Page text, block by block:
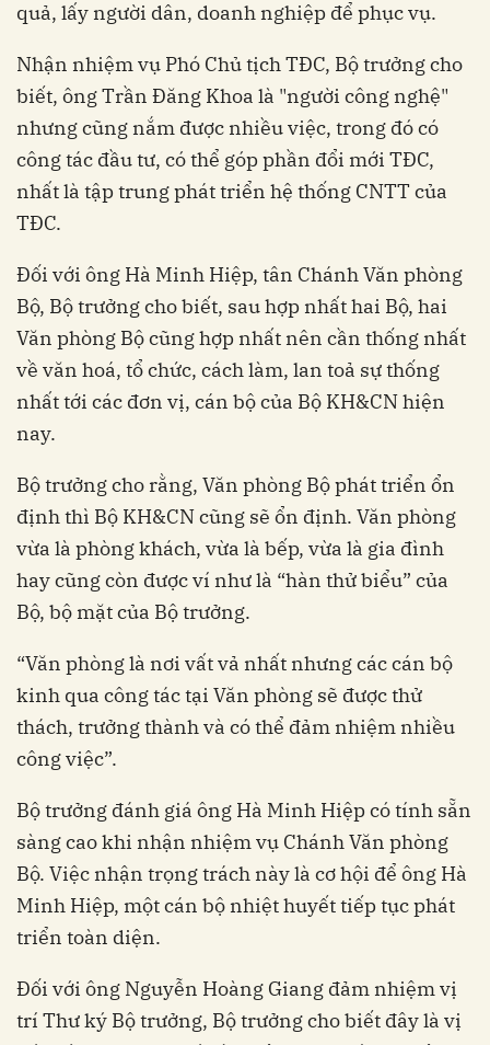
quả, lấy người dân, doanh nghiệp để phục vụ.
Nhận nhiệm vụ Phó Chủ tịch TĐC, Bộ trưởng cho
biết, ông Trần Đăng Khoa là "người công nghệ"
nhưng cũng nắm được nhiều việc, trong đó có
công tác đầu tư, có thể góp phần đổi mới TĐC,
nhất là tập trung phát triển hệ thống CNTT của
TĐC.
Đối với ông Hà Minh Hiệp, tân Chánh Văn phòng
Bộ, Bộ trưởng cho biết, sau hợp nhất hai Bộ, hai
Văn phòng Bộ cũng hợp nhất nên cần thống nhất
về văn hoá, tổ chức, cách làm, lan toả sự thống
nhất tới các đơn vị, cán bộ của Bộ KH&CN hiện
nay.
Bộ trưởng cho rằng, Văn phòng Bộ phát triển ổn
định thì Bộ KH&CN cũng sẽ ổn định. Văn phòng
vừa là phòng khách, vừa là bếp, vừa là gia đình
hay cũng còn được ví như là “hàn thử biểu” của
Bộ, bộ mặt của Bộ trưởng.
“Văn phòng là nơi vất vả nhất nhưng các cán bộ
kinh qua công tác tại Văn phòng sẽ được thử
thách, trưởng thành và có thể đảm nhiệm nhiều
công việc”.
Bộ trưởng đánh giá ông Hà Minh Hiệp có tính sẵn
sàng cao khi nhận nhiệm vụ Chánh Văn phòng
Bộ. Việc nhận trọng trách này là cơ hội để ông Hà
Minh Hiệp, một cán bộ nhiệt huyết tiếp tục phát
triển toàn diện.
Đối với ông Nguyễn Hoàng Giang đảm nhiệm vị
trí Thư ký Bộ trưởng, Bộ trưởng cho biết đây là vị